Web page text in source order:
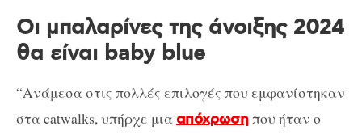
Οι μπαλαρίνες της άνοιξης 2024
θα είναι baby blue
“Ανάμεσα στις πολλές επιλογές που εμφανίστηκαν
στα catwalks, υπήρχε μιααπόχρωσηπου ήταν ο